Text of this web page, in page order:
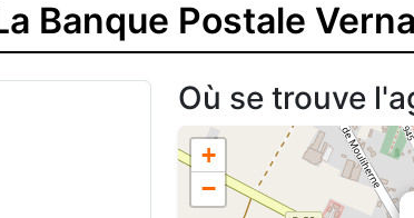
Banque Postale
Où se trouve
+
−